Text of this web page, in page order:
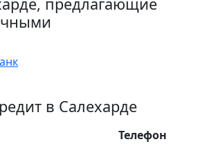
предлагающие
в Салехарде
Телефон